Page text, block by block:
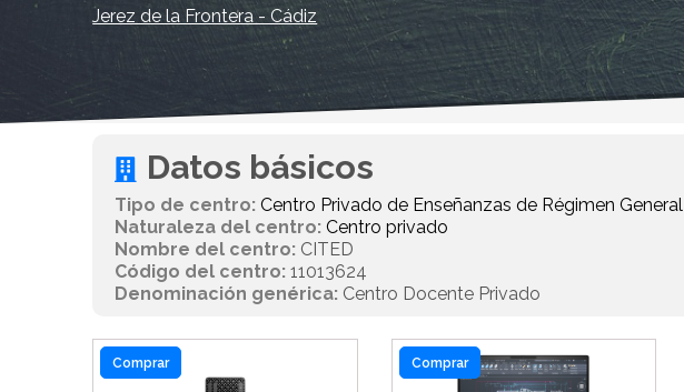
Jerez de la Frontera - Cádiz
Datos básicos
Tipo de centro: Centro Privado de Enseñanzas de Régimen General
Naturaleza del centro: Centro privado
Nombre del centro: CITED
Código del centro: 11013624
Denominación genérica: Centro Docente Privado
Comprar Comprar